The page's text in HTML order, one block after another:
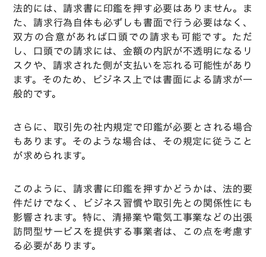
法的には、請求書に印鑑を押す必要はありません。ま
た、請求行為自体も必ずしも書面で行う必要はなく、
双方の合意があれば口頭での請求も可能です。ただ
し、口頭での請求には、金額の内訳が不透明になるリ
スクや、請求された側が支払いを忘れる可能性があり
ます。そのため、ビジネス上では書面による請求が一
般的です。
さらに、取引先の社内規定で印鑑が必要とされる場合
もあります。そのような場合は、その規定に従うこと
が求められます。
このように、請求書に印鑑を押すかどうかは、法的要
件だけでなく、ビジネス習慣や取引先との関係性にも
影響されます。特に、清掃業や電気工事業などの出張
訪問型サービスを提供する事業者は、この点を考慮す
る必要があります。